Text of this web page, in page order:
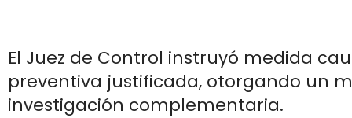
El Juez de Control instruyó medida
preventiva justificada, otorgando un
investigación complementaria.